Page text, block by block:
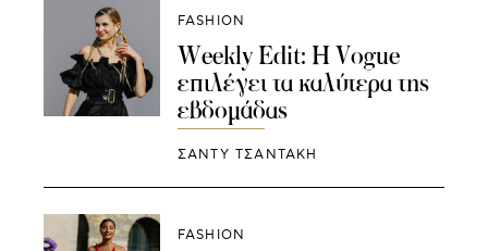
FASHION
Weekly Edit: Η Vogue
επιλέγει τα καλύτερα της
εβδομάδας
ΣΑΝΤΥ ΤΣΑΝΤΑΚΗ
FASHION